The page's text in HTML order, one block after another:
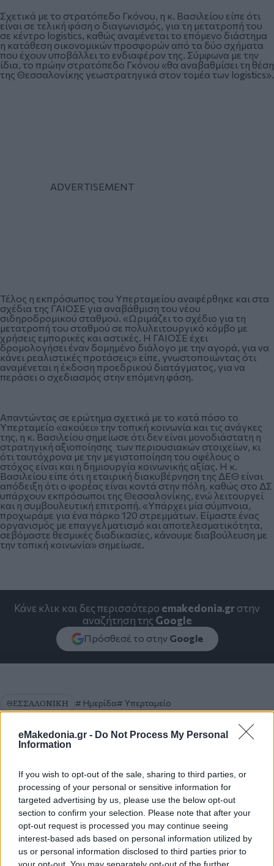
eMakedonia.gr - Do Not Process My Personal
Information
If you wish to opt-out of the sale, sharing to third parties, or
processing of your personal or sensitive information for
targeted advertising by us, please use the below opt-out
section to confirm your selection. Please note that after your
opt-out request is processed you may continue seeing
interest-based ads based on personal information utilized by
us or personal information disclosed to third parties prior to
Σχετικά με το στρατόπεδο Γκόνου, η κ. Βασιλείου είπε ότι
είναι σε τελική φάση ο διαγωνισμός, για τη μετατροπή του
σε κέντρο logistics, καθώς αναμένεται το επόμενο διάστημα
η κατάθεση οικονομικών προσφορών από τα δύο σχήματα
που έχουν υποβάλλει το ενδιαφέρον της. Σύμφωνα με την
ίδια, το πρώην στρατόπεδο Γκόνου «θα αναβαθμίσει τη θέση
της Θεσσαλονίκης γεωστρατηγικά στον τομέα των logistics».
Τέλος η εκπρόσωπος του Υπερταμείου αναφέρθηκε και στα
σχέδια της ΓΑΙΟΣΕ για αναβάθμιση του νέου
σιδηροδρομικού σταθμού. «Ωριμάζει το σχέδιο για τη
μετατροπή του σταθμού σε πολυλειτουργικό κόμβο με
χρήσεις εμπορικές και αστικές. Η ΓΑΙΟΣΕ έχει
δρομολογήσει έναν δομημένο διάλογο με την αγορά, για να
κάνει ρεαλιστικές προτάσεις» είπε, γνωστοποιώντας ότι
αναμένεται η έκδοση προεδρικού διατάγματος, για να
περάσει ο σχεδιασμός στην επόμενη φάση.
Απαντώντας σε ερώτημα σχετικά με το κατά πόσο το
Υπερταμείο «ακούει» την τοπική κοινωνία και τις ανάγκες
της, η κ. Βασιλείου σημείωσε ότι δεν είναι μονοδιάστατη η
στρατηγική αξιοποίησης των περιουσιακών στοιχείων, κι
ότι ταυτόχρονα με την μεγιστοποίηση του οφέλους ο
στόχος είναι και η δημιουργία κοινωνικής αξίας. Η κ.
Βασιλείου είπε ότι η εταιρική διακυβέρνηση της ΔΕΘ είναι
απόδειξη ότι ο φορέας είναι κοντά στην πόλη, καθώς στο ΔΣ
υπάρχουν εκπρόσωποι της Θεσσαλονίκης, ενώ λειτουργεί
και η συμβουλευτική επιτροπή. «Υπάρχει μία σύμπνοια,
προχωράμε για ένα πάρκο 120 στρεμμάτων. Είμαστε ένας
οργανισμός με επαγγελματισμό και αποτελεσματικότητα,
σεβόμαστε θεσμικές διαδικασίες, κάνουμε διαβούλευση με
την τοπική κοινωνία» σημείωσε.
Κάνε κλικ και δες περισσότερο emakedonia.grστην
αναζήτηση της Google
Πρόσθεσέ το στην Google
ΘΕΣΣΑΛΟΝΙΚΗ Ημερίδα Υπερταμείο